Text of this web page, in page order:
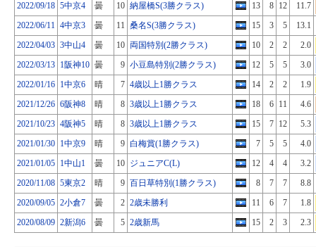
2022/09/18 5中京4 曇 10 納屋橋S(3勝クラス) 13 8 12
11.7
2022/06/11 4中京3 曇 11 桑名S(3勝クラス) 15 3 5
13.1
2022/04/03 3中山4 曇 10 両国特別(2勝クラス) 10 2 2
2.0
2022/03/13 1阪神10 曇 9 小豆島特別(2勝クラス) 12 5 5
3.0
2022/01/16 1中京6 晴 7 4歳以上1勝クラス 14 2 2
1.9
2021/12/26 6阪神8 晴 8 3歳以上1勝クラス 18 6 11
4.6
2021/10/23 4阪神5 晴 8 3歳以上1勝クラス 15 7 12
5.3
2021/01/30 1中京9 晴 9 白梅賞(1勝クラス) 7 5 5
4.0
2021/01/05 1中山1 曇 10 ジュニアC(L) 12 4 4
3.2
2020/11/08 5東京2 晴 9 百日草特別(1勝クラス) 8 7 7
8.8
2020/09/05 2小倉7 曇 2 2歳未勝利 11 6 7
1.8
2020/08/09 2新潟6 曇 5 2歳新馬 15 2 3 2.3